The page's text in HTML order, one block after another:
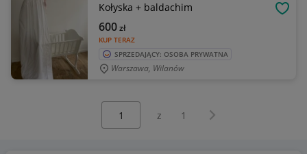
Kołyska + baldachim
KUP TERAZ
600zł
SPRZEDAJĄCY: OSOBA PRYWATNA
Warszawa, Wilanów
z 1 Następna strona